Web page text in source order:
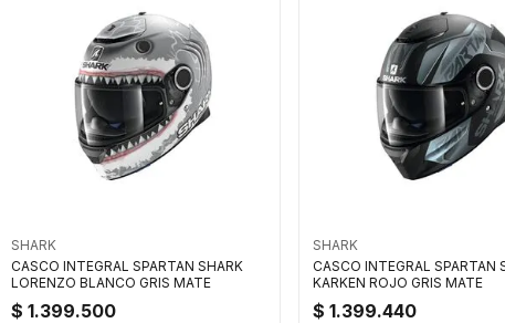
SHARK
CASCO INTEGRAL SPARTAN SHARK
LORENZO BLANCO GRIS MATE
$ 1.399.500
SHARK
CASCO INTEGRAL SPARTAN
KARKEN ROJO GRIS MATE
$ 1.399.440